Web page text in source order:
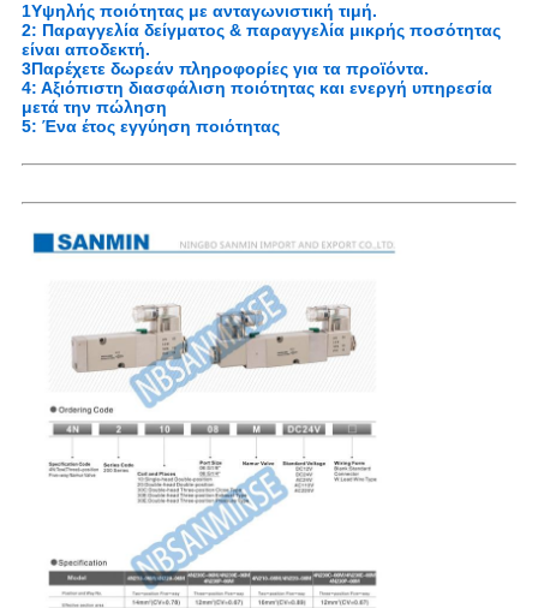
1Υψηλής ποιότητας με ανταγωνιστική τιμή.
2: Παραγγελία δείγματος & παραγγελία μικρής ποσότητας
είναι αποδεκτή.
3Παρέχετε δωρεάν πληροφορίες για τα προϊόντα.
4: Αξιόπιστη διασφάλιση ποιότητας και ενεργή υπηρεσία
μετά την πώληση
5: Ένα έτος εγγύηση ποιότητας